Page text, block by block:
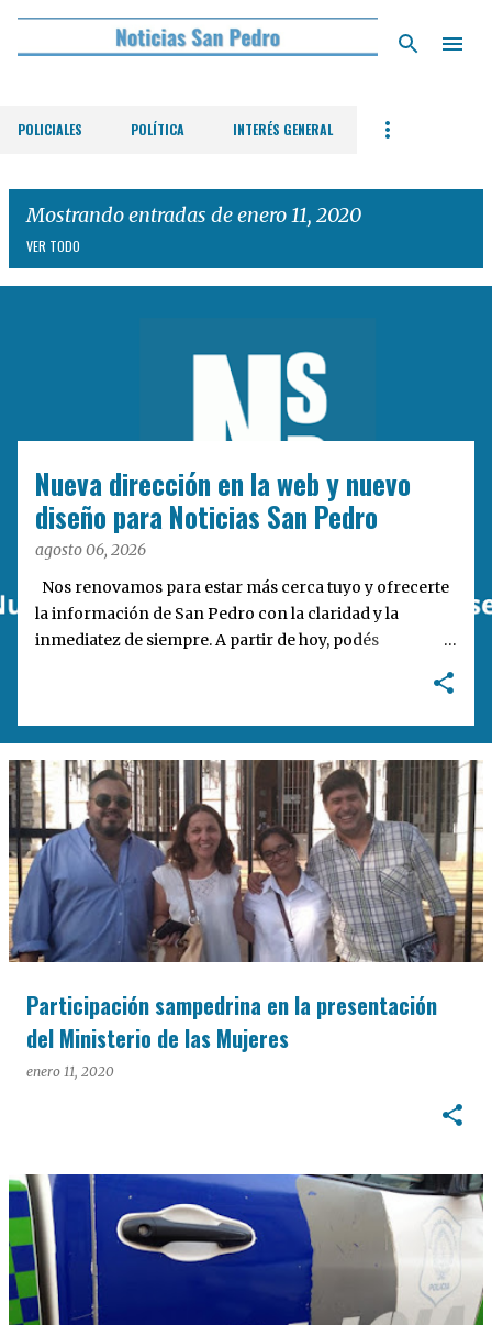
Ir al contenido principal
POLICIALES POLÍTICA INTERÉS GENERAL
Mostrando entradas de enero 11, 2020
VER TODO
Nueva dirección en la web y nuevo
diseño para Noticias San Pedro
agosto 06, 2026
Nos renovamos para estar más cerca tuyo y ofrecerte
la información de San Pedro con la claridad y la
inmediatez de siempre. A partir de hoy, podés
Desarrollamos una interfaz más ágil, moderna e
intuitiva, pensada para optimizar la navegación desde
cualquier dispositivo, facilitar el acceso a las noticias
locales y potenciar la interacción de los lectores con
nuestros contenidos.
Participación sampedrina en la presentación
del Ministerio de las Mujeres
enero 11, 2020